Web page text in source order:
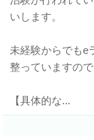
いします。
未経験からでもe
整っていますの
【具体的な...